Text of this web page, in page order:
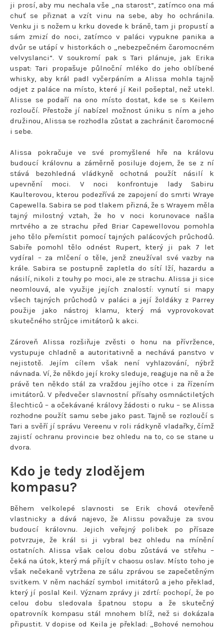
ji prosí, aby mu nechala vše „na starost“, zatímco ona má
chuť se přiznat a vzít vinu na sebe, aby ho ochránila.
Venku ji s nožem u krku dovede k bráně, tam ji propustí a
sám zmizí do noci, zatímco v paláci vypukne panika a
dvůr se utápí v historkách o „nebezpečném čaromocném
velvyslanci“. V soukromí pak s Tari plánuje, jak Erika
uspat: Tari propašuje půlnoční mléko do jeho oblíbené
whisky, aby král padl vyčerpáním a Alissa mohla tajně
odjet z paláce na místo, které jí Keil pošeptal, než utekl.
Alisse se podaří na ono místo dostat, kde se s Keilem
rozloučí. Přestože jí nabízel možnost úniku s ním a jeho
družinou, Alissa se rozhodla zůstat a zachránit čaromocné
i sebe.
Alissa pokračuje ve své promyšlené hře na královu
budoucí královnu a záměrně posiluje dojem, že se z ní
stává bezohledná vládkyně ochotná použít násilí k
upevnění moci. V noci konfrontuje lady Sabiru
Kaulterovou, kterou podezřívá ze zapojení do smrti Wraye
Capewella. Sabira se pod tlakem přizná, že s Wrayem měla
tajný milostný vztah, že ho v noci korunovace našla
mrtvého a ze strachu před Briar Capewellovou pomohla
jeho tělo přemístit pomocí tajných palácových průchodů.
Sabiře pomohl tělo odnést Rupert, který ji pak 7 let
vydíral – za mlčení o těle, jenž zneužíval své vazby na
krále. Sabira se postupně zapletla do sítí lží, hazardu a
násilí, nikoli z touhy po moci, ale ze strachu. Alissa ji sice
neomlouvá, ale využije jejích znalostí: vynutí si mapy
všech tajných průchodů v paláci a její žoldáky z Parrey
použije jako nástroj klamu, který má vyprovokovat
skutečného strůjce imitátorů k akci.
Zároveň Alissa rozšiřuje zvěsti o honu na přívržence,
vystupuje chladně a autoritativně a nechává panstvo v
nejistotě. Jejím cílem však není vyhlazování, nýbrž
návnada. Ví, že někdo její kroky sleduje, reaguje na ně a že
právě ten někdo stál za vraždou jejího otce i za řízením
imitátorů. V předvečer slavnostní přísahy osmnáctiletých
šlechticů – a očekávané královy žádosti o ruku – se Alissa
rozhodne použít samu sebe jako past. Tajně se rozloučí s
Tari a svěří jí správu Vereenu v roli rádkyně vladařky, čímž
zajistí ochranu provincie bez ohledu na to, co se stane u
dvora.
Kdo je tedy zlodějem
kompasu?
Během velkolepé slavnosti se Erik chová otevřeně
vlastnicky a dává najevo, že Alissu považuje za svou
budoucí královnu. Jejich veřejný polibek po přísaze
potvrzuje, že král si ji vybral bez ohledu na mínění
ostatních. Alissa však celou dobu zůstává ve střehu –
čeká na útok, který má přijít v chaosu oslav. Místo toho je
však nečekaně vytržena ze sálu zprávou se zapečetěným
svitkem. V něm nachází symbol imitátorů a jeho překlad,
který jí poslal Keil. Význam zprávy ji zdrtí: pochopí, že po
celou dobu sledovala špatnou stopu a že skutečný
opatrovník kompasu stál mnohem blíž, než si dokázala
připustit. V dopise od Keila je překlad: „Bohové nemohou